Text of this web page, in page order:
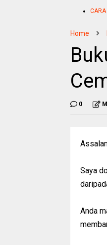
CARA
Home
0
Saya
Anda